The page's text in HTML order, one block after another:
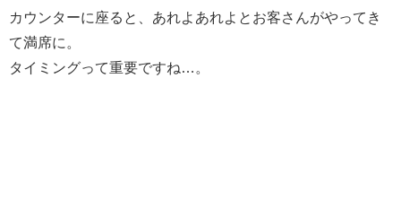
カウンターに座ると、あれよあれよとお客さんがやってき
て満席に。
タイミングって重要ですね…。